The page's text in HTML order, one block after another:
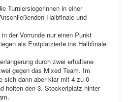
Turniersiegerinnen in einer
Halbfinale und
der Vorrunde nur einen Punkt
als Erstplatzierte ins Halbfinale
durch zwei erhaltene
gegen das Mixed Team. Im
sich dann aber klar mit 4 zu 0
holten den 3. Stockerlplatz hinter